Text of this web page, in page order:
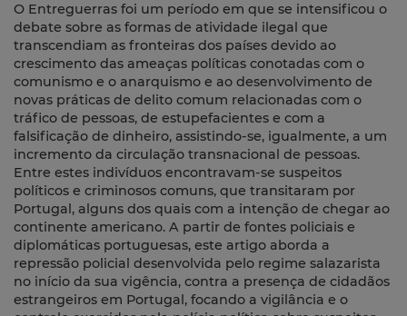
O Entreguerras foi um período em que se intensificou o
debate sobre as formas de atividade ilegal que
transcendiam as fronteiras dos países devido ao
crescimento das ameaças políticas conotadas com o
comunismo e o anarquismo e ao desenvolvimento de
novas práticas de delito comum relacionadas com o
tráfico de pessoas, de estupefacientes e com a
falsificação de dinheiro, assistindo-se, igualmente, a um
incremento da circulação transnacional de pessoas.
Entre estes indivíduos encontravam-se suspeitos
políticos e criminosos comuns, que transitaram por
Portugal, alguns dos quais com a intenção de chegar ao
continente americano. A partir de fontes policiais e
diplomáticas portuguesas, este artigo aborda a
repressão policial desenvolvida pelo regime salazarista
no início da sua vigência, contra a presença de cidadãos
estrangeiros em Portugal, focando a vigilância e o